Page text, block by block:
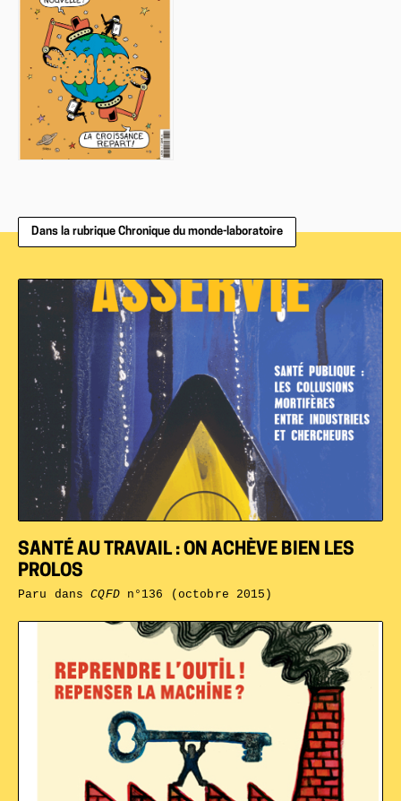
Dans la rubrique Chronique du monde-laboratoire
SANTÉ AU TRAVAIL : ON ACHÈVE BIEN LES
PROLOS
Paru dansCQFDn°136 (octobre 2015)